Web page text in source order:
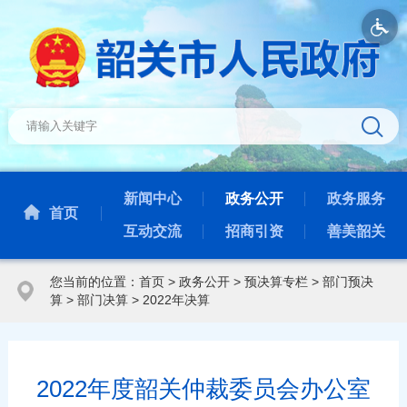
首页
新闻中心 政务公开 政务服务
互动交流 招商引资 善美韶关
您当前的位置： 首页> 政务公开> 预决算专栏> 部门预决
算> 部门决算> 2022年决算
2022年度韶关仲裁委员会办公室